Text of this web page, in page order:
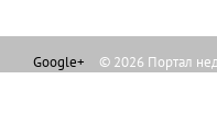
Google+ © 2026 Портал